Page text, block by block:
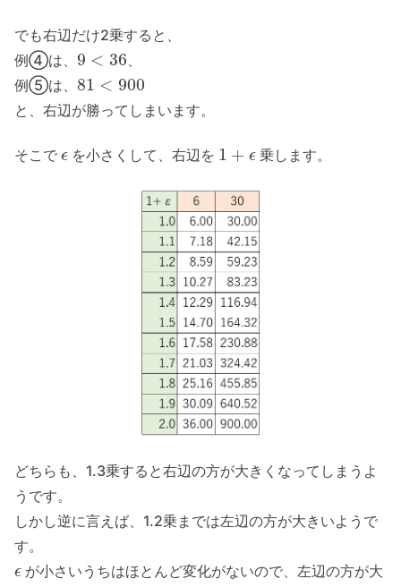
でも右辺だけ2乗すると、
例④は、 9< 36 、
例⑤は、 81 900
と、右辺が勝ってしまいます。
そこで を小さくして、右辺を 1 乗します。
どちらも、1.3乗すると右辺の方が大きくなってしまうよ
うです。
しかし逆に言えば、1.2乗までは左辺の方が大きいようで
す。
ϵ が小さいうちはほとんど変化がないので、左辺の方が大